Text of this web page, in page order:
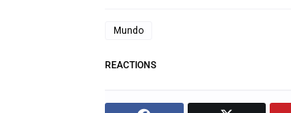
Mundo
REACTIONS